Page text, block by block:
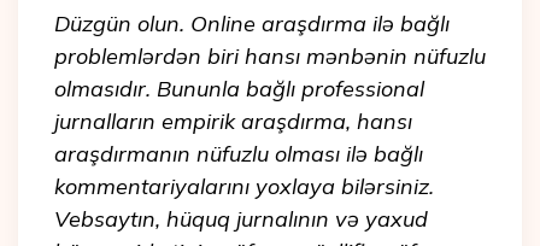
Düzgün olun. Online araşdırma ilə bağlı
problemlərdən biri hansı mənbənin nüfuzlu
olmasıdır. Bununla bağlı professional
jurnalların empirik araşdırma, hansı
araşdırmanın nüfuzlu olması ilə bağlı
kommentariyalarını yoxlaya bilərsiniz.
Vebsaytın, hüquq jurnalının və yaxud